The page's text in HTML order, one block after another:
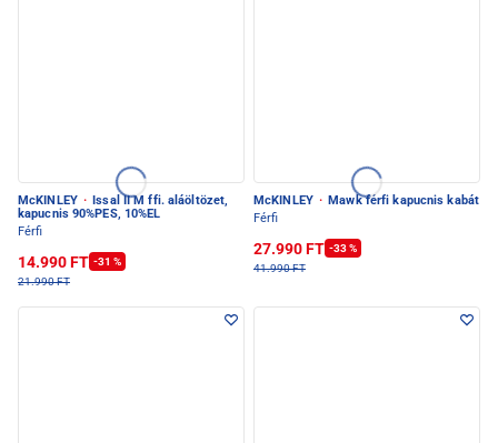
McKINLEY ·
Issal II M ffi. aláöltözet,
kapucnis 90%PES, 10%EL
Férfi
14.990 FT -31 %
21.990 FT
McKINLEY · Mawk férfi kapucnis kabát
Férfi
27.990 FT -33 %
41.990 FT